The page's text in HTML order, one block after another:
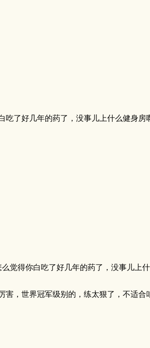
吃了好几年的药了，没事儿上什么健身房
觉得你白吃了好几年的药了，没事儿上
，世界冠军级别的，练太狠了，不适合